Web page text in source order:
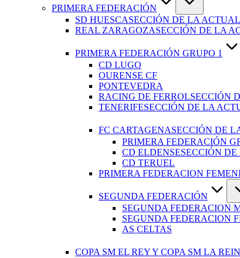
PRIMERA FEDERACIÓN
SD HUESCASECCIÓN DE LA
REAL ZARAGOZASECCIÓN DE LA
PRIMERA FEDERACIÓN GRUPO 1
CD LUGO
OURENSE CF
PONTEVEDRA
RACING DE FERROLSECCIÓN
TENERIFESECCIÓN DE LA
FC CARTAGENASECCIÓN DE
PRIMERA FEDERACIÓN
CD ELDENSESECCIÓN
CD TERUEL
PRIMERA FEDERACION
SEGUNDA FEDERACIÓN
SEGUNDA FEDERACION
SEGUNDA FEDERACION
AS CELTAS
COPA SM EL REY Y COPA SM LA